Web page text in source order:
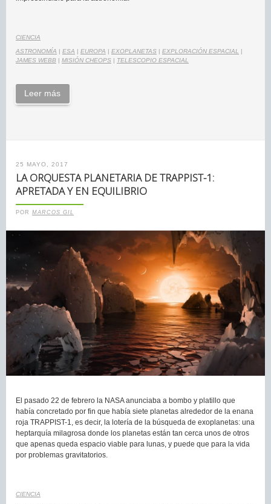
CIENCIA
ASTRONOMÍA | ESA | EUROPA | EXOPLANETAS | EXPLORACIÓN ESPACIAL
|
JAMES WEBB | MISIÓN CHEOPS | TELESCOPIO ESPACIAL
Leer más
25 MAYO, 2017
LA ORQUESTA PLANETARIA DE TRAPPIST-1:
APRETADA Y EN EQUILIBRIO
POR MARCOS GIL
El pasado 22 de febrero la NASA anunciaba a bombo y platillo que
había concretado por fin que había siete planetas alrededor de la enana
roja TRAPPIST-1, es decir, la lotería de la búsqueda de exoplanetas: una
heptarquía milagrosa donde los planetas están tan cerca unos de otros
que apenas queda espacio viable para lunas, y puede que para la vida
por problemas gravitatorios.
CIENCIA